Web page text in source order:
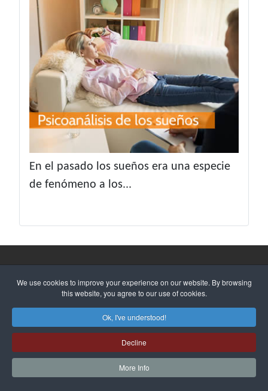
We use cookies to improve your experience on our website. By browsing
this website, you agree to our use of cookies.
Ok, I've understood!
Decline
More Info
En el pasado los sueños era una especie
de fenómeno a los...
Aviso legal